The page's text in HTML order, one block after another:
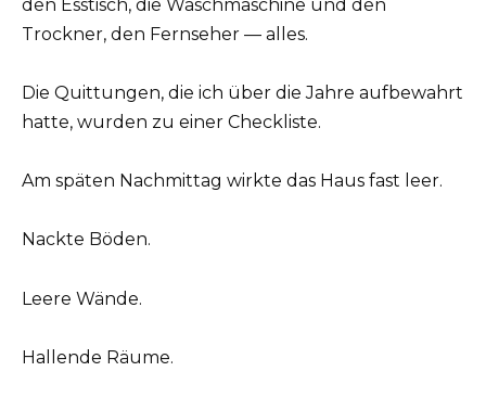
den Esstisch, die Waschmaschine und den
Trockner, den Fernseher — alles.
Die Quittungen, die ich über die Jahre aufbewahrt
hatte, wurden zu einer Checkliste.
Am späten Nachmittag wirkte das Haus fast leer.
Nackte Böden.
Leere Wände.
Hallende Räume.